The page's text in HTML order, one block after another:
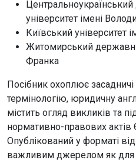
університет імені
Київський університет
Житомирський
Франка
Посібник охоплює
термінологію, юридичну
містить огляд викликів та
нормативно-правових
Опублікований у форматі
важливим джерелом як для